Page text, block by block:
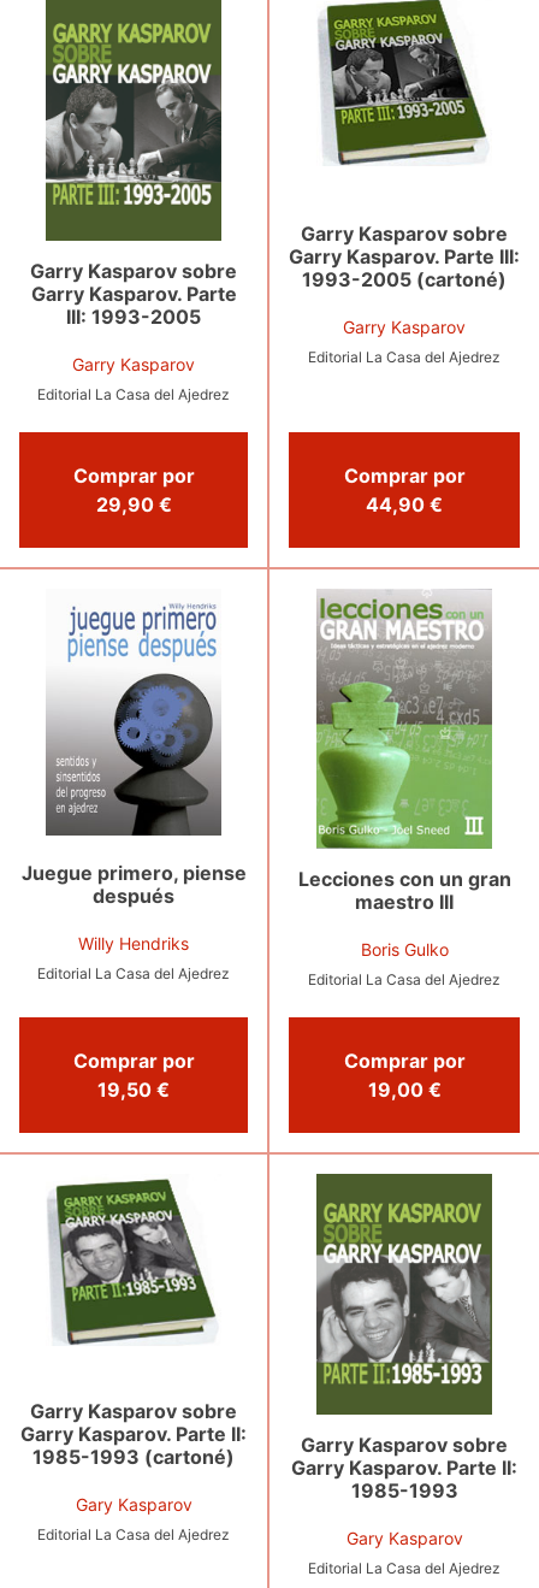
Garry Kasparov sobre
Garry Kasparov. Parte
III: 1993-2005
Garry Kasparov
Editorial La Casa del Ajedrez
Comprar por
29,90 €
Garry Kasparov sobre
Garry Kasparov. Parte III:
1993-2005 (cartoné)
Garry Kasparov
Editorial La Casa del Ajedrez
Comprar por
44,90 €
Juegue primero, piense
después
Willy Hendriks
Editorial La Casa del Ajedrez
Comprar por
19,50 €
Lecciones con un gran
maestro III
Boris Gulko
Editorial La Casa del Ajedrez
Comprar por
19,00 €
Garry Kasparov sobre
Garry Kasparov. Parte II:
1985-1993 (cartoné)
Gary Kasparov
Editorial La Casa del Ajedrez
Garry Kasparov sobre
Garry Kasparov. Parte II:
1985-1993
Gary Kasparov
Editorial La Casa del Ajedrez